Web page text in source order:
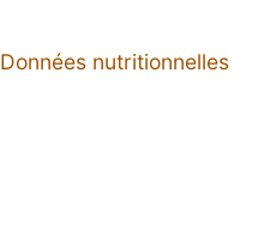
Données nutritionnelles